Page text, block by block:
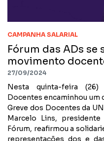
CAMPANHA SALARIAL
Fórum das ADs se
movimento
27/09/2024
Nesta quinta-feira
Docentes encaminhou um
Greve dos Docentes da
Marcelo Lins,
Fórum, reafirmou a
representações dos e